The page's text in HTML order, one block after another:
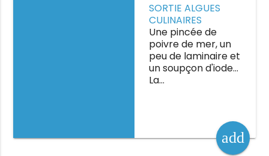
SORTIE ALGUES
CULINAIRES
Une pincée de
poivre de mer, un
peu de laminaire et
un soupçon d'iode…
La…
add